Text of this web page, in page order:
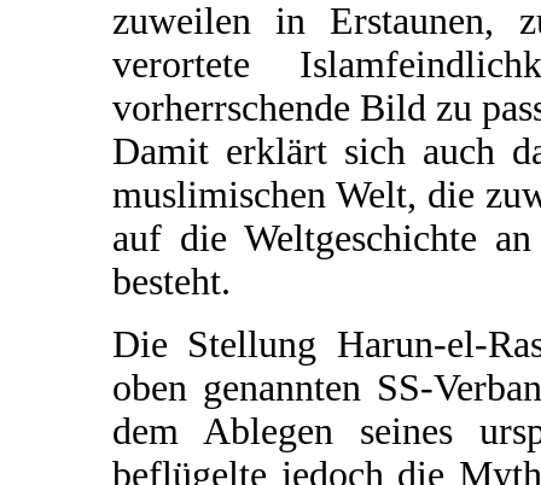
zuweilen in Erstaunen,
verortete
vorherrschende Bild zu
Damit erklärt sich auch
muslimischen Welt, die
auf die Weltgeschichte
besteht.
Die Stellung Harun-el-
oben genannten SS-
dem Ablegen seines
beflügelte jedoch die